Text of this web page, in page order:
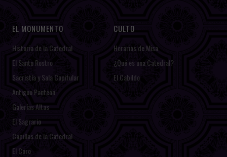
EL MONUMENTO
Historia de la Catedral
El Santo Rostro
Sacristía y Sala Capitular
Antiguo Panteón
Galerías Altas
El Sagrario
Capillas de la Catedral
El Coro
CULTO
Horarios de Misa
¿Qué es una Catedral?
El Cabildo